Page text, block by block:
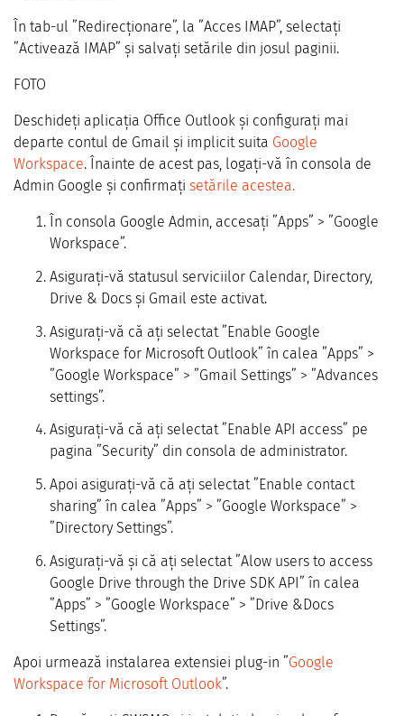
În tab-ul ”Redirecționare”, la ”Acces IMAP”, selectați
”Activează IMAP” și salvați setările din josul paginii.
FOTO
Deschideți aplicația Office Outlook și configurați mai
departe contul de Gmail și implicit suita Google
Workspace. Înainte de acest pas, logați-vă în consola de
Admin Google și confirmați setările acestea.
În consola Google Admin, accesați ”Apps” > ”Google
Workspace”.
Asigurați-vă statusul serviciilor Calendar, Directory,
Drive & Docs și Gmail este activat.
Asigurați-vă că ați selectat ”Enable Google
Workspace for Microsoft Outlook” în calea ”Apps” >
”Google Workspace” > ”Gmail Settings” > ”Advances
settings”.
Asigurați-vă că ați selectat ”Enable API access” pe
pagina ”Security” din consola de administrator.
Apoi asigurați-vă că ați selectat ”Enable contact
sharing” în calea ”Apps” > ”Google Workspace” >
”Directory Settings”.
Asigurați-vă și că ați selectat ”Alow users to access
Google Drive through the Drive SDK API” în calea
”Apps” > ”Google Workspace” > ”Drive &Docs
Settings”.
Apoi urmează instalarea extensiei plug-in ”Google
Workspace for Microsoft Outlook”.